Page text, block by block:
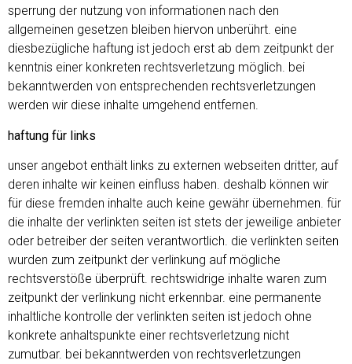
sperrung der nutzung von informationen nach den
allgemeinen gesetzen bleiben hiervon unberührt. eine
diesbezügliche haftung ist jedoch erst ab dem zeitpunkt der
kenntnis einer konkreten rechtsverletzung möglich. bei
bekanntwerden von entsprechenden rechtsverletzungen
werden wir diese inhalte umgehend entfernen.
haftung für links
unser angebot enthält links zu externen webseiten dritter, auf
deren inhalte wir keinen einfluss haben. deshalb können wir
für diese fremden inhalte auch keine gewähr übernehmen. für
die inhalte der verlinkten seiten ist stets der jeweilige anbieter
oder betreiber der seiten verantwortlich. die verlinkten seiten
wurden zum zeitpunkt der verlinkung auf mögliche
rechtsverstöße überprüft. rechtswidrige inhalte waren zum
zeitpunkt der verlinkung nicht erkennbar. eine permanente
inhaltliche kontrolle der verlinkten seiten ist jedoch ohne
konkrete anhaltspunkte einer rechtsverletzung nicht
zumutbar. bei bekanntwerden von rechtsverletzungen